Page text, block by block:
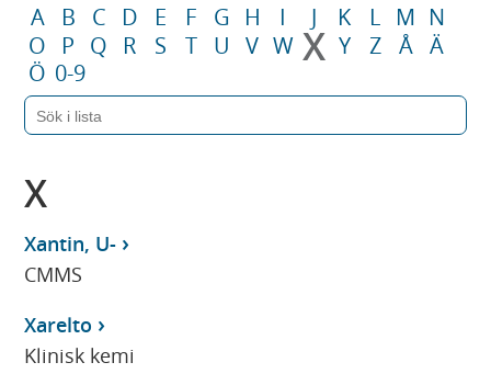
A B C D E F G H I J K L M N
O
P Q R S T U V W X Y Z Å Ä
Ö 0-9
X
Xantin, U-
CMMS
Xarelto
Klinisk kemi